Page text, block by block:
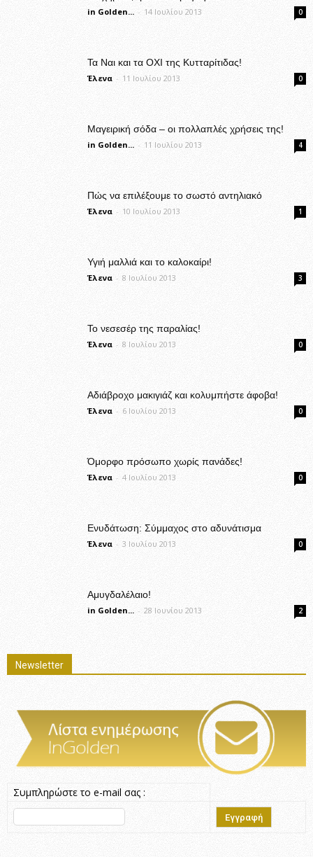
in Golden... - 14 Ιουλίου 2013 0
Τα Ναι και τα ΟΧΙ της Κυτταρίτιδας!
Έλενα - 11 Ιουλίου 2013 0
Μαγειρική σόδα – οι πολλαπλές χρήσεις της!
in Golden... - 11 Ιουλίου 2013 4
Πώς να επιλέξουμε το σωστό αντηλιακό
Έλενα - 10 Ιουλίου 2013 1
Υγιή μαλλιά και το καλοκαίρι!
Έλενα - 8 Ιουλίου 2013 3
Το νεσεσέρ της παραλίας!
Έλενα - 8 Ιουλίου 2013 0
Αδιάβροχο μακιγιάζ και κολυμπήστε άφοβα!
Έλενα - 6 Ιουλίου 2013 0
Όμορφο πρόσωπο χωρίς πανάδες!
Έλενα - 4 Ιουλίου 2013 0
Ενυδάτωση: Σύμμαχος στο αδυνάτισμα
Έλενα - 3 Ιουλίου 2013 0
Αμυγδαλέλαιο!
in Golden... - 28 Ιουνίου 2013 2
Newsletter
Συμπληρώστε το e-mail σας :